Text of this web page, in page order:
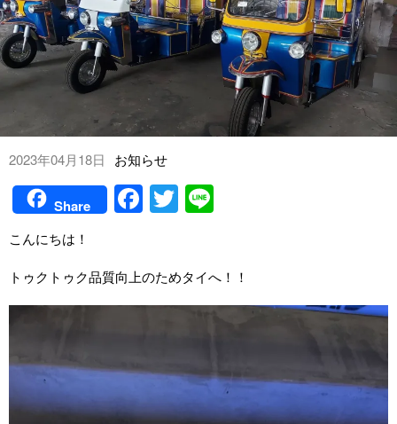
2023年04月18日 お知らせ
Share
Face
Twitt
こんにちは！
トゥクトゥク品質向上のためタイへ！！